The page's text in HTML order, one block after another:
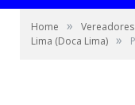
Home » Vereadores
Lima (Doca Lima) »